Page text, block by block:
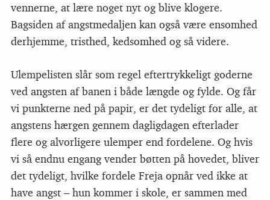
vennerne, at lære noget nyt og blive klogere.
Bagsiden af angstmedaljen kan også være ensomhed
derhjemme, tristhed, kedsomhed og så videre.
Ulempelisten slår som regel eftertrykkeligt goderne
ved angsten af banen i både længde og fylde. Og får
vi punkterne ned på papir, er det tydeligt for alle, at
angstens hærgen gennem dagligdagen efterlader
flere og alvorligere ulemper end fordelene. Og hvis
vi så endnu engang vender bøtten på hovedet, bliver
det tydeligt, hvilke fordele Freja opnår ved ikke at
have angst – hun kommer i skole, er sammen med